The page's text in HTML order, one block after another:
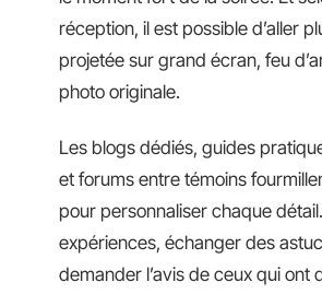
réception, il est possible d’aller
projetée sur grand écran, feu
photo originale.
Les blogs dédiés, guides
et forums entre témoins
pour personnaliser chaque
expériences, échanger des
demander l’avis de ceux qui ont